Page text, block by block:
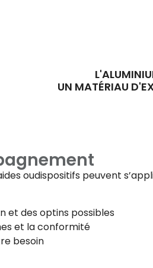
UN MATÉRIAU
oudispositifs peuvent
et des optins possibles
et la conformité
besoin